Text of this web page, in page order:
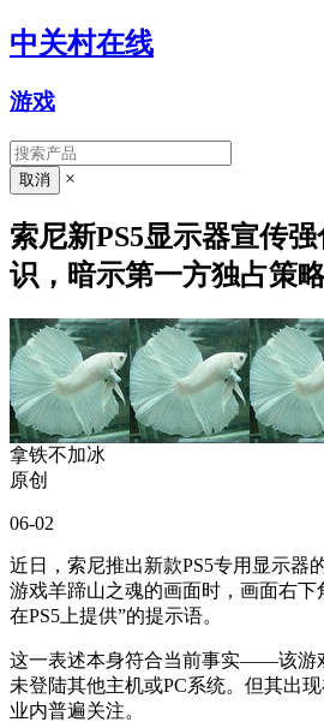
中关村在线
游戏
×
索尼新PS5显示器宣传
识，暗示第一方独占策
拿铁不加冰
原创
06-02
近日，索尼推出新款PS5专用显示器
游戏羊蹄山之魂的画面时，画面右下
在PS5上提供”的提示语。
这一表述本身符合当前事实——该游
未登陆其他主机或PC系统。但其出
业内普遍关注。